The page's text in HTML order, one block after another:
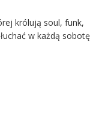
królują soul, funk,
w każdą sobotę